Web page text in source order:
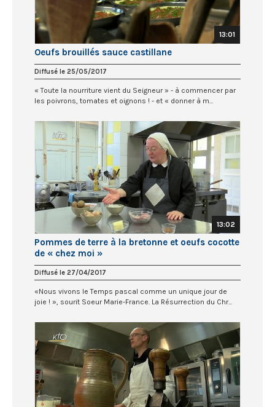
13:01
Oeufs brouillés sauce castillane
Diffusé le 25/05/2017
« Toute la nourriture vient du Seigneur » - à commencer par
les poivrons, tomates et oignons ! - et « donner à m...
13:02
Pommes de terre à la bretonne et oeufs cocotte
de « chez moi »
Diffusé le 27/04/2017
«Nous vivons le Temps pascal comme un unique jour de
joie ! », sourit Soeur Marie-France. La Résurrection du Chr...